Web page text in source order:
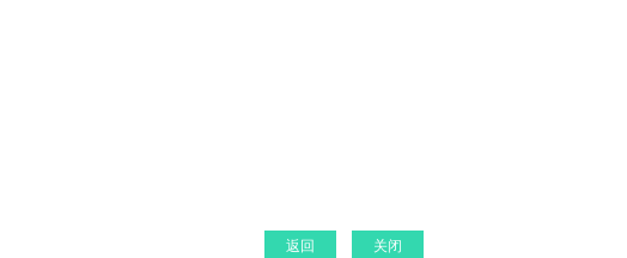
返回 关闭